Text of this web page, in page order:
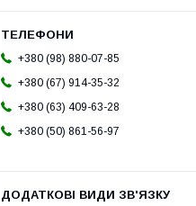
+380 (98) 880-07-85
+380 (67) 914-35-32
+380 (63) 409-63-28
+380 (50) 861-56-97